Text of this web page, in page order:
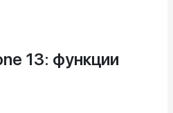
13: функции